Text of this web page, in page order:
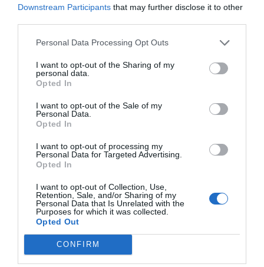
Downstream Participants that may further disclose it to other
Personal Data Processing Opt Outs
I want to opt-out of the Sharing of my
personal data.
Opted In
I want to opt-out of the Sale of my
Personal Data.
Opted In
I want to opt-out of processing my
Personal Data for Targeted Advertising.
Opted In
I want to opt-out of Collection, Use,
Retention, Sale, and/or Sharing of my
Personal Data that Is Unrelated with the
Purposes for which it was collected.
Opted Out
CONFIRM
Publicidad
2Playbook Club